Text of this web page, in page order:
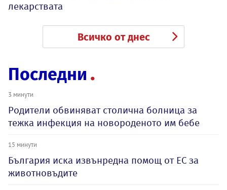
лекарствата
Всичко от днес
Последни
3 минути
Родители обвиняват столична болница за
тежка инфекция на новороденото им бебе
15 минути
България иска извънредна помощ от ЕС за
животновъдите